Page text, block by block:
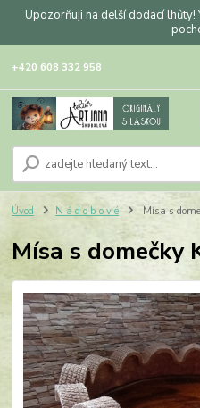
Upozorňuji na delší dodací
+420 608 332 958
Úvod N á d o b o v é Mísa s
Mísa s domečky